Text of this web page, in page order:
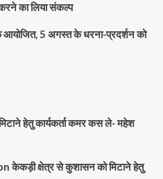
का लिया संकल्प
आयोजित, 5 अगस्त के धरना-प्रदर्शन को
हेतु कार्यकर्ता कमर कस ले- महेश
केकड़ी क्षेत्र से कुशासन को मिटाने हेतु